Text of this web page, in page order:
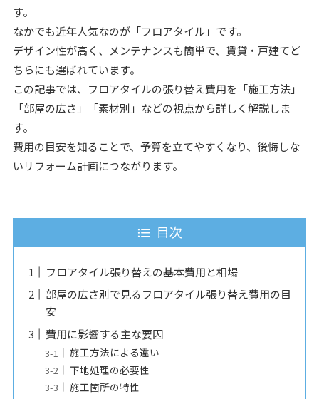
す。
なかでも近年人気なのが「フロアタイル」です。
デザイン性が高く、メンテナンスも簡単で、賃貸・戸建てど
ちらにも選ばれています。
この記事では、フロアタイルの張り替え費用を「施工方法」
「部屋の広さ」「素材別」などの視点から詳しく解説しま
す。
費用の目安を知ることで、予算を立てやすくなり、後悔しな
いリフォーム計画につながります。
目次
フロアタイル張り替えの基本費用と相場
部屋の広さ別で見るフロアタイル張り替え費用の目
安
費用に影響する主な要因
施工方法による違い
下地処理の必要性
施工箇所の特性